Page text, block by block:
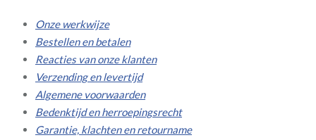
Onze werkwijze
Bestellen en betalen
Reacties van onze klanten
Verzending en levertijd
Algemene voorwaarden
Bedenktijd en herroepingsrecht
Garantie, klachten en retourname